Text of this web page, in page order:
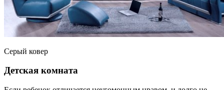
Серый ковер
Детская комната